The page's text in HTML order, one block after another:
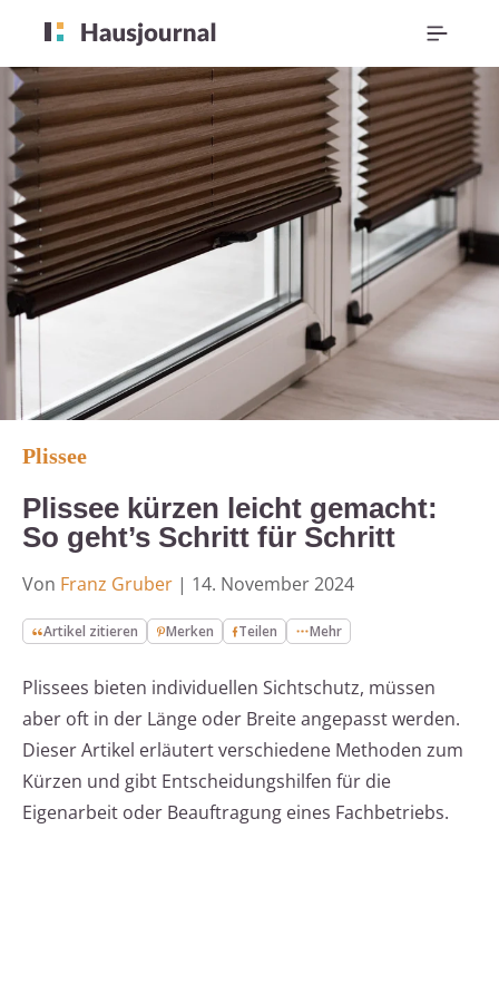
Plissee
Plissee kürzen leicht gemacht:
So geht’s Schritt für Schritt
Von Franz Gruber | 14. November 2024
Artikel zitieren Merken Teilen Mehr
Plissees bieten individuellen Sichtschutz, müssen
aber oft in der Länge oder Breite angepasst werden.
Dieser Artikel erläutert verschiedene Methoden zum
Kürzen und gibt Entscheidungshilfen für die
Eigenarbeit oder Beauftragung eines Fachbetriebs.